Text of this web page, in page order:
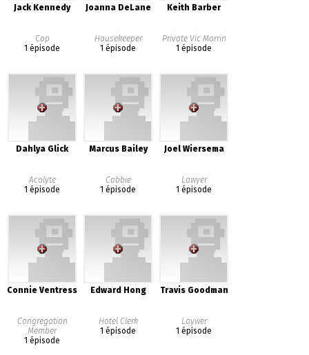
Jack Kennedy
Cop
1 épisode
Joanna DeLane
Housekeeper
1 épisode
Keith Barber
Private Vic Marrin
1 épisode
Dahlya Glick
Acolyte
1 épisode
Marcus Bailey
Cabbie
1 épisode
Joel Wiersema
Lawyer
1 épisode
Connie Ventress
Congregation
Member
1 épisode
Edward Hong
Hotel Clerk
1 épisode
Travis Goodman
Laywer
1 épisode